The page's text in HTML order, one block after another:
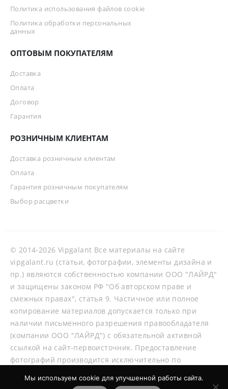
Политика использования файлов cookie
Политика обработки персональных
данных
ОПТОВЫМ ПОКУПАТЕЛЯМ
Доставка
Оплата
Договор
Гарантия
РОЗНИЧНЫМ КЛИЕНТАМ
Доставка розничным клиентам
Оплата
Гарантия розничным покупателям
Выбор расцветки
© 2014-2026 Vipgalant Все материалы на сайте
vipgalant.ru (статьи, фотографии, элементы дизайна и
пр.) являются собственностью компании ООО "ЛАЙРД"
и защищены законом РФ "Об авторском праве и
смежных правах", статья 9. Частичное или полное
копирование материалов допускается только при
наличии письменного разрешения правообладателя
(компании ООО "ЛАЙРД") с обязательной активной
ссылкой на сайт-первоисточник. Предоставление
фотографий производится исключительно по
Мы используем cookie для улучшенной работы сайта.